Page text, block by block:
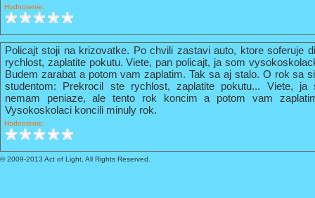
Hodnotenie:
Policajt stoji na krizovatke. Po chvili zastavi auto, ktore soferuje
rychlost, zaplatite pokutu. Viete, pan policajt, ja som
Budem zarabat a potom vam zaplatim. Tak sa aj stalo. O rok sa
studentom: Prekrocil ste rychlost, zaplatite pokutu... Viete,
nemam peniaze, ale tento rok koncim a potom vam
Vysokoskolaci koncili minuly rok.
Hodnotenie:
© 2009-2013 Act of Light, All Rights Reserved.